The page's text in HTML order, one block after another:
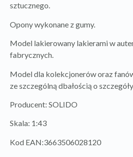
sztucznego.
Opony wykonane z gumy.
Model lakierowany lakierami w
fabrycznych.
Model dla kolekcjonerów oraz
ze szczególną dbałością o szczegóły.
Producent: SOLIDO
Skala: 1:43
Kod EAN:3663506028120